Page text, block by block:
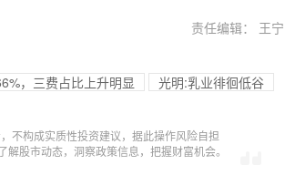
责任编辑： 王宁
，三费占比上升明显
光明:乳业徘徊低谷
不构成实质性投资建议，据此操作风险自担
股市动态，洞察政策信息，把握财富机会。